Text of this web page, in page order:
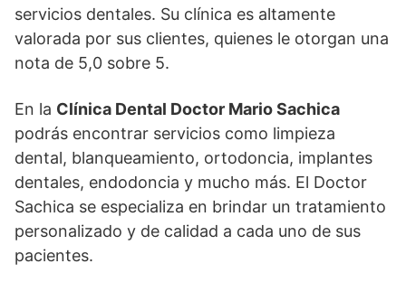
servicios dentales. Su clínica es altamente
valorada por sus clientes, quienes le otorgan una
nota de 5,0 sobre 5.
En la Clínica Dental Doctor Mario Sachica
podrás encontrar servicios como limpieza
dental, blanqueamiento, ortodoncia, implantes
dentales, endodoncia y mucho más. El Doctor
Sachica se especializa en brindar un tratamiento
personalizado y de calidad a cada uno de sus
pacientes.